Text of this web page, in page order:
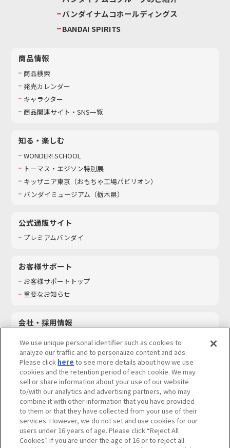
バンダイナムコホールディングス
BANDAI SPIRITS
商品情報
商品検索
発売カレンダー
キャラクター
商品関連サイト・SNS一覧
知る・楽しむ
WONDER! SCHOOL
トーマス・エジソン特別展
キッザニア東京（おもちゃ工場パビリオン）​
バンダイミュージアム（栃木県）
公式通販サイト
プレミアムバンダイ
お客様サポート
お客様サポートトップ
重要なお知らせ
会社・採用情報
採用情報
サステナビリティ
お問い合わせ
ウェブサイトご利用条件 ソーシャルメディアポリシー
個人情報及び特定個人情報等の取り扱いに関する保護方針
We use unique personal identifier such as cookies to
analyze our traffic and to personalize content and ads.
Please click here to see more details about how we use
cookies and the retention period of each cookie. We may
sell or share information about your use of our website
to/with our analytics and advertising partners, who may
combine it with other information that you have provided
to them or that they have collected from your use of their
services. However, we do not set and use cookies for our
users under 16 years of age. Please click “Reject All
Cookies” if you are under the age of 16 or to reject all